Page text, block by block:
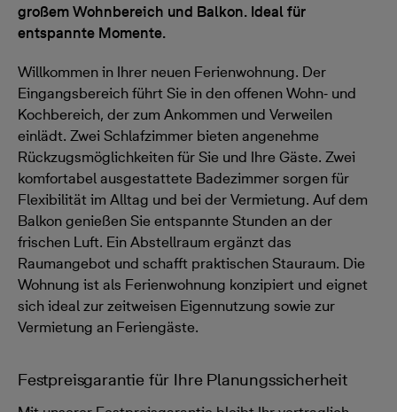
großem Wohnbereich und Balkon. Ideal für
entspannte Momente.
Willkommen in Ihrer neuen Ferienwohnung. Der
Eingangsbereich führt Sie in den offenen Wohn‑ und
Kochbereich, der zum Ankommen und Verweilen
einlädt. Zwei Schlafzimmer bieten angenehme
Rückzugsmöglichkeiten für Sie und Ihre Gäste. Zwei
komfortabel ausgestattete Badezimmer sorgen für
Flexibilität im Alltag und bei der Vermietung. Auf dem
Balkon genießen Sie entspannte Stunden an der
frischen Luft. Ein Abstellraum ergänzt das
Raumangebot und schafft praktischen Stauraum. Die
Wohnung ist als Ferienwohnung konzipiert und eignet
sich ideal zur zeitweisen Eigennutzung sowie zur
Vermietung an Feriengäste.
Festpreisgarantie für Ihre Planungssicherheit